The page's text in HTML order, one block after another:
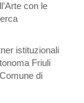
con le
istituzionali
Friuli
di